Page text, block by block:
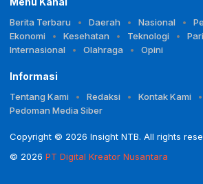
Berita Terbaru Daerah Nasional
Ekonomi
Kesehatan Teknologi
Internasional
Olahraga Opini
Informasi
Tentang Kami Redaksi Kontak Kami
Pedoman Media Siber
Copyright © 2026 Insight NTB. All rights
© 2026 PT Digital Kreator Nusantara